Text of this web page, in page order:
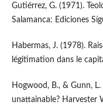
Gutiérrez, G. (1971).
Salamanca: Ediciones
Habermas, J. (1978).
légitimation dans le
Hogwood, B., & Gunn,
unattainable? Harvester